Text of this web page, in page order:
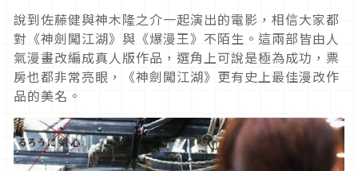
說到佐藤健與神木隆之介一起演出的電影，相信大家都
對《神劍闖江湖》與《爆漫王》不陌生。這兩部皆由人
氣漫畫改編成真人版作品，選角上可說是極為成功，票
房也都非常亮眼，《神劍闖江湖》更有史上最佳漫改作
品的美名。